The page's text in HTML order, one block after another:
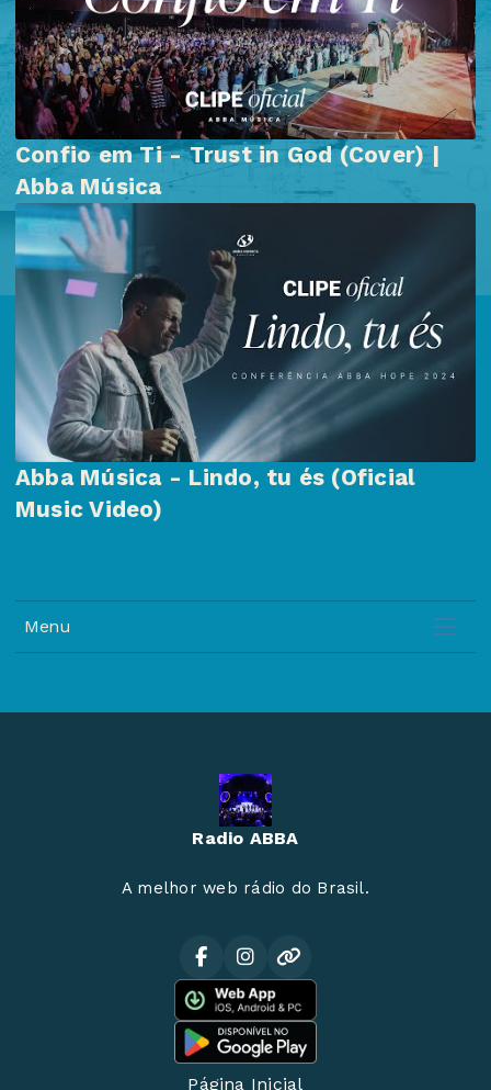
Confio em Ti - Trust in God (Cover) |
Abba Música
Abba Música - Lindo, tu és (Oficial
Music Video)
Menu
Radio ABBA
A melhor web rádio do Brasil.
Página Inicial